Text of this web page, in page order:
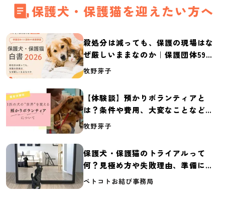
保護犬・保護猫を迎えたい方へ
殺処分は減っても、保護の現場はな
ぜ厳しいままなのか｜保護団体59団
体の実態調査【保護犬・保護猫白書
牧野芽子
【体験談】預かりボランティアと
は？条件や費用、大変なことなど紹
介
牧野芽子
保護犬・保護猫のトライアルって
何？見極め方や失敗理由、準備に必
要なものを紹介
ペトコトお結び事務局